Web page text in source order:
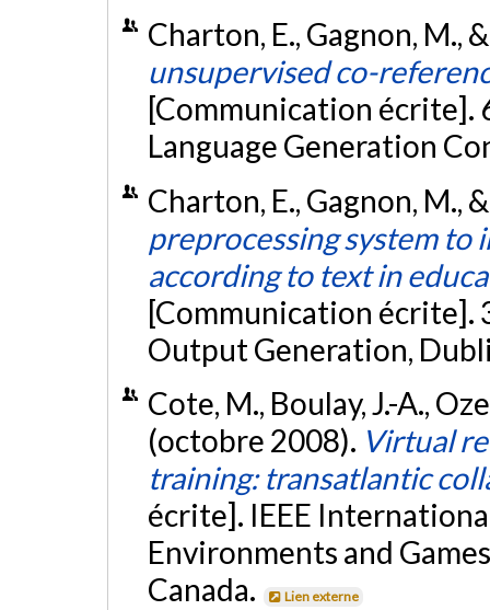
Charton, E., Gagnon, M.,
unsupervised co-
[Communication
Language Generation
Charton, E., Gagnon, M.,
preprocessing system to
according to text in
[Communication écrite].
Output Generation,
Cote, M., Boulay, J.-A.,
(octobre 2008). Virtual
training: transatlantic
écrite]. IEEE
Environments and
Canada.
Lien externe